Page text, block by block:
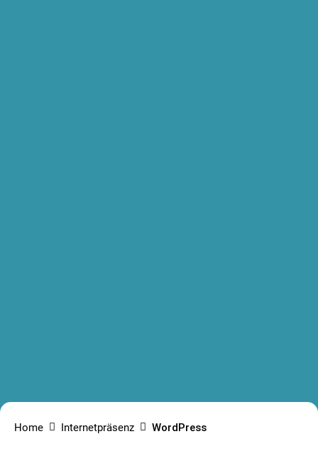
Home Internetpräsenz WordPress